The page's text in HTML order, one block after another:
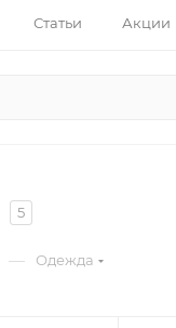
Статьи Акции
5
— Одежда